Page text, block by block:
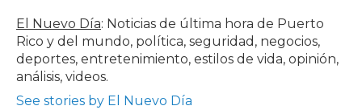
o
k
r
I
n
El Nuevo Día: Noticias de última hora de Puerto
Rico y del mundo, política, seguridad, negocios,
deportes, entretenimiento, estilos de vida, opinión,
análisis, videos.
See stories by El Nuevo Día